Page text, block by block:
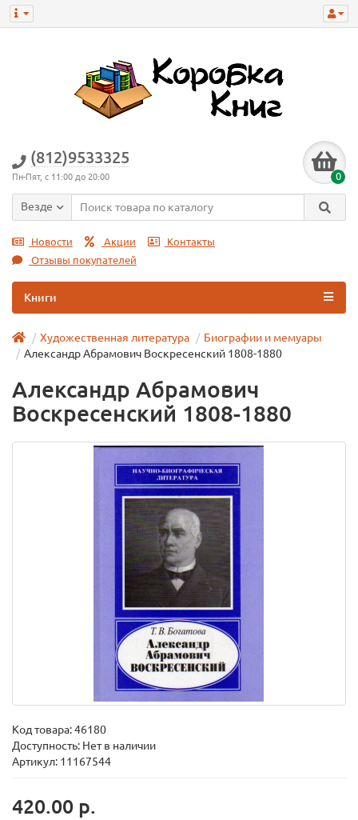
(812)9533325
Пн-Пят, с 11:00 до 20:00 0
Везде
Новости Акции
Контакты
Отзывы покупателей
Книги
Художественная литература
Биографии и мемуары
Александр Абрамович Воскресенский 1808-1880
Александр Абрамович
Воскресенский 1808-1880
Код товара:46180
Доступность: Нет в наличии
Артикул: 11167544
420.00 р.